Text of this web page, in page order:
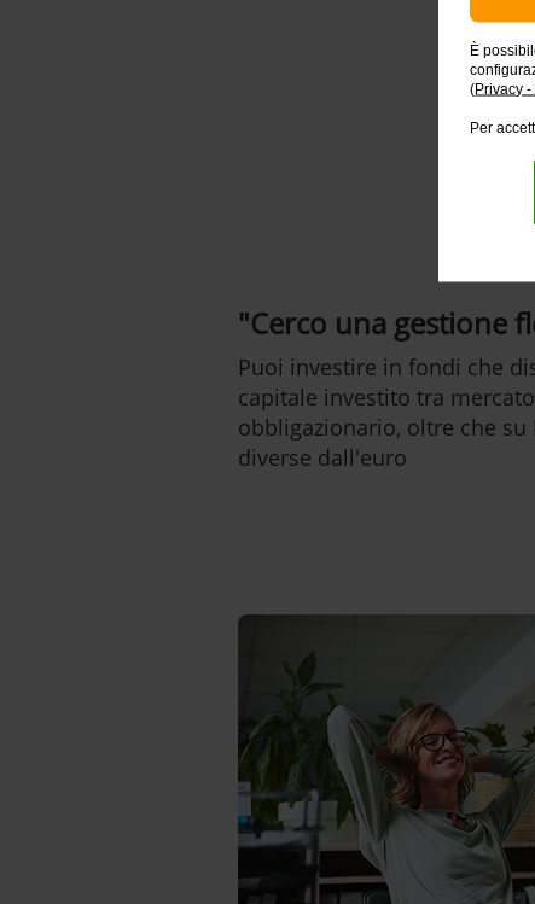
È
(Privacy
Per
"Cerco una gestione
Puoi investire in fondi che
capitale investito tra
obbligazionario, oltre che
diverse dall'euro